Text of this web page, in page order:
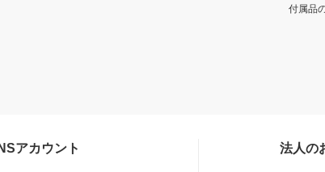
付属品
アカウント 法人の